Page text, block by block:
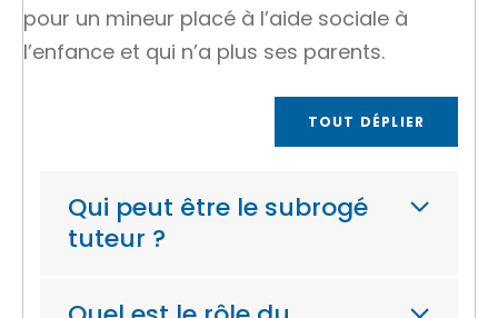
pour un mineur placé à l’aide sociale à
l’enfance et qui n’a plus ses parents.
TOUT DÉPLIER
Qui peut être le subrogé
tuteur ?